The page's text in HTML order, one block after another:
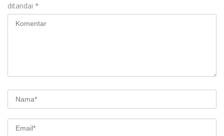
ditandai *